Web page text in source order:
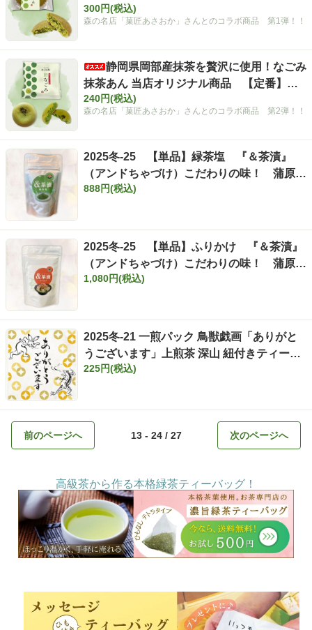
店のオリジナル商品です！
300円(税込)
森の名店「菓匠あさおか」さんとのコラボ商品 第1弾！！
静岡県岡部産抹茶を贅沢に使用！なごみ
抹茶あん 当店オリジナル商品 【定番】
240円(税込)
森の名店「菓匠あさおか」さんとのコラボ商品 第2弾！！
2025冬-25 【単品】緑茶塩 『＆茶漬』
（アンドちゃづけ）こだわりの味！ 蒲原西
尾商店×森町いしだ茶屋 とにかく美
888円(税込)
2025冬-25 【単品】ふりかけ 『＆茶漬』
（アンドちゃづけ）こだわりの味！ 蒲原西
尾商店×森町いしだ茶屋
1,080円(税込)
2025冬-21 一煎パック 鳥獣戯画「ありがと
うございます」上煎茶 深山 紐付きティーバ
ッグ 3g×2ヶ入
225円(税込)
前のページへ 13 - 24 / 27 次のページへ
高級茶から作る本格緑茶ティーバッグ！